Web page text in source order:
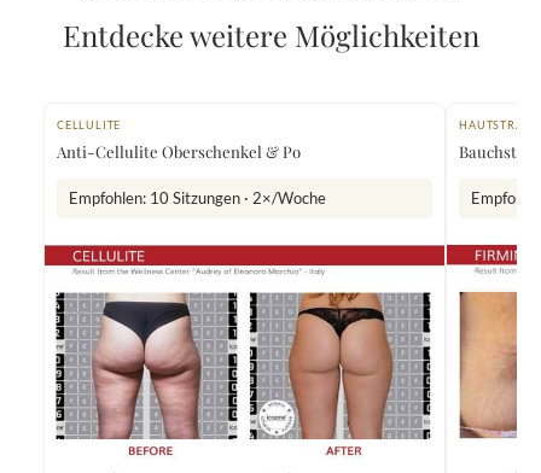
Entdecke weitere Möglichkeiten
CELLULITE
Anti-Cellulite Oberschenkel & Po
Empfohlen: 10 Sitzungen · 2×/Woche